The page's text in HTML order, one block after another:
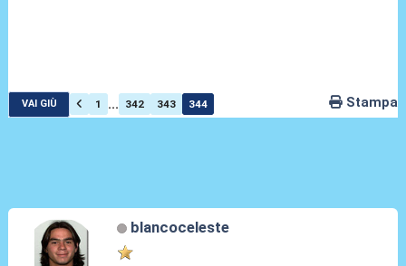
VAI GIÙ 1 ... 342 343 344 Stampa
blancoceleste